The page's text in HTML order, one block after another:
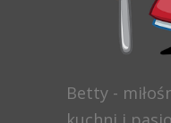
Betty -